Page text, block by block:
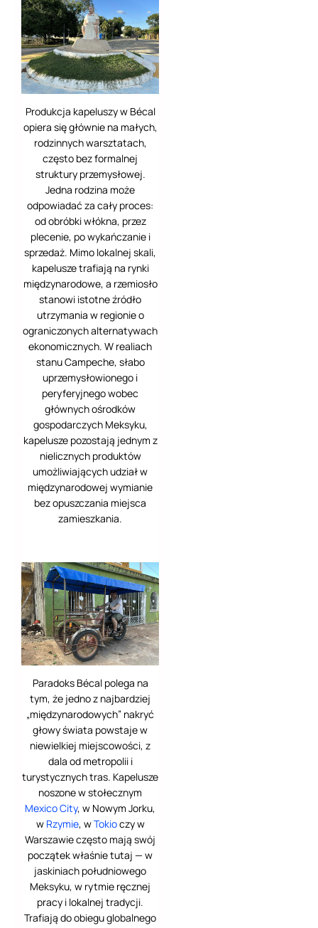
Produkcja kapeluszy w Bécal
opiera się głównie na małych,
rodzinnych warsztatach,
często bez formalnej
struktury przemysłowej.
Jedna rodzina może
odpowiadać za cały proces:
od obróbki włókna, przez
plecenie, po wykańczanie i
sprzedaż. Mimo lokalnej skali,
kapelusze trafiają na rynki
międzynarodowe, a rzemiosło
stanowi istotne źródło
utrzymania w regionie o
ograniczonych alternatywach
ekonomicznych. W realiach
stanu Campeche, słabo
uprzemysłowionego i
peryferyjnego wobec
głównych ośrodków
gospodarczych Meksyku,
kapelusze pozostają jednym z
nielicznych produktów
umożliwiających udział w
międzynarodowej wymianie
bez opuszczania miejsca
zamieszkania.
Paradoks Bécal polega na
tym, że jedno z najbardziej
„międzynarodowych” nakryć
głowy świata powstaje w
niewielkiej miejscowości, z
dala od metropolii i
turystycznych tras. Kapelusze
noszone w stołecznym
Mexico City, w Nowym Jorku,
w Rzymie, wTokioczy w
Warszawie często mają swój
początek właśnie tutaj — w
jaskiniach południowego
Meksyku, w rytmie ręcznej
pracy i lokalnej tradycji.
Trafiają do obiegu globalnego